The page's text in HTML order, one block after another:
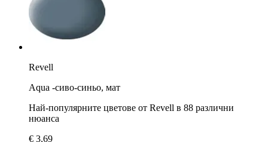
Revell
Aqua -сиво-синьо, мат
Най-популярните цветове от Revell в 88 различни
нюанса
€ 3,69